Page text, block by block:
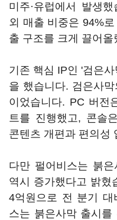
미주·유럽에서 발생
외 매출 비중은 94%
출 구조를 크게 끌어올
기존 핵심 IP인 '검은
을 했습니다. 검은사
이었습니다. PC 버전
트를 진행했고, 콘솔
콘텐츠 개편과 편의성
다만 펄어비스는 붉
역시 증가했다고 밝혔
4억원으로 전 분기 대
스는 붉은사막 출시